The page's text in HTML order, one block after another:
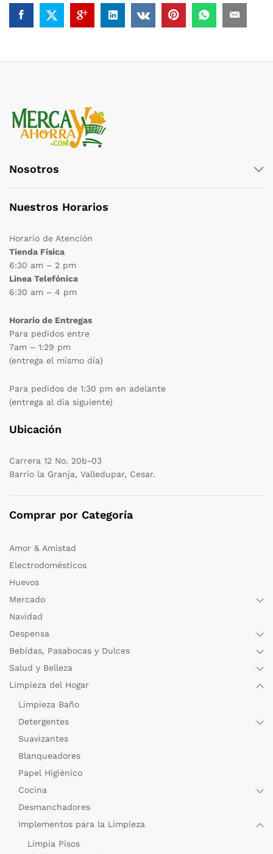
Nosotros
Nuestros Horarios
Horario de Atención
Tienda Física
6:30 am – 2 pm
Linea Telefónica
6:30 am – 4 pm
Horario de Entregas
Para pedidos entre
7am – 1:29 pm
(entrega el mismo día)
Para pedidos de 1:30 pm en adelante
(entrega al día siguiente)
Ubicación
Carrera 12 No. 20b-03
Barrio la Granja, Valledupar, Cesar.
Comprar por Categoría
Amor & Amistad
Electrodomésticos
Huevos
Mercado
Navidad
Despensa
Bebidas, Pasabocas y Dulces
Salud y Belleza
Limpieza del Hogar
Limpieza Baño
Detergentes
Suavizantes
Blanqueadores
Papel Higiénico
Cocina
Desmanchadores
Implementos para la Limpieza
Limpia Pisos